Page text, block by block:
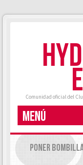
Comunidad oficial del
MENÚ
PONER